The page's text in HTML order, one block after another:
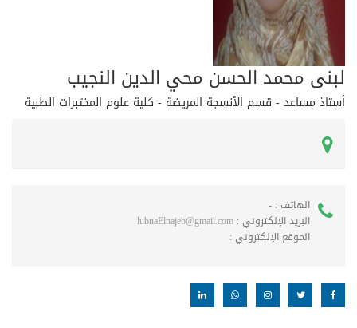
لبنى محمد الحسن محي الدين النجيب
أستاذ مساعد - قسم الأنسجة المريضة - كلية علوم المختبرات الطبية
الهاتف : -
البريد الإلكتروني : lubnaElnajeb@gmail.com
الموقع الإلكتروني :